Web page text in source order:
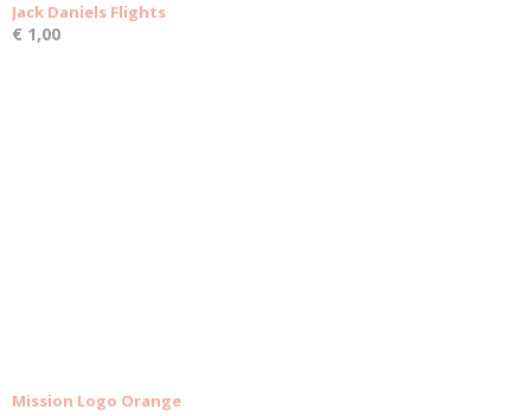
Jack Daniels Flights
€ 1,00
Mission Logo Orange